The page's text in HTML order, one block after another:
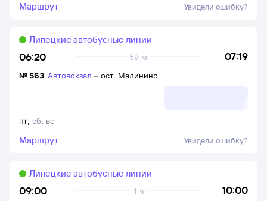
Маршрут Увидели ошибку?
06:20 07:19
59 м
Липецкие автобусные линии
пт, сб, вс
№ 563 Автовокзал – ост. Малинино
Маршрут Увидели ошибку?
09:00 10:00
1 ч
Липецкие автобусные линии